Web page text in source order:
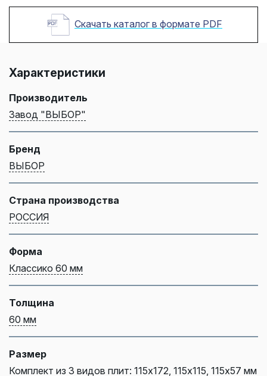
Скачать каталог в формате PDF
Характеристики
Производитель
Завод "ВЫБОР"
Бренд
ВЫБОР
Страна производства
РОССИЯ
Форма
Классико 60 мм
Толщина
60 мм
Размер
Комплект из 3 видов плит: 115х172, 115х115, 115х57 мм